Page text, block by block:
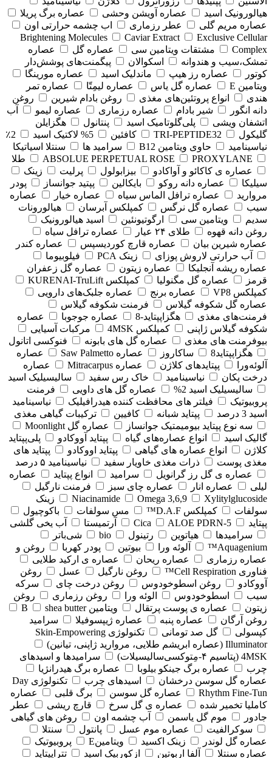
هیالورونیک اسید
عصاره آویشن وحشی
عصاره برگ پریلا
عصاره مریم گلی
عطر رزماری
اب چشمه حرارتی اون
Brightening Molecules
Caviar Extract
Exclusive Cellular
Complex
مشتقات ویتامین سی عصاره گل
عصاره
تمشک،سیب و هندوانه
اسکوالان
پیگمنت‌های پوشش‌دار
کوتور
عصاره رز هیپ ماندلیک اسید
عصاره مورینگا
ویتامین E
عصاره گل یاس عصاره لیمِتّا
عصاره تمر
هندی
انواع پروتئین‌های مغذی روغن بادام شیرین
روغن
دانه انگور
شیر بادام عصاره رزماری عصاره لیمو
آب
اتشفان ویشی
پلی‌گلوتامیک اسید پنتانول
هگزایلن
گلیکول
TRI-PEPTIDE32 کافئین 5% لاکتیک اسید
2٪
نیاسینامید
حاوی ویتامین B12 سرامید ها
سنتلا اسیاتیکا
ABSOLUE PERPETUAL ROSE
PROXYLANE
طلا
عصاره ی کاکائو و آواکادو
بیزابولول پرلیت
زینک
سیلیکا
عصاره دانه روکو بایکالین پپتید جوانساز
پودر
مروارید
عصاره ترافل الماس سیاه عصاره خیار
عصاره
سیب
عصاره گل نرگس کمپلکس آبرسان
هیالورونات
سدیم
ویتامین سی ارگوتیونئین
اسید هیالورونیک
روغن دانه قهوه
طلای ۲۴ عیار
عصاره ترافل سیاه
عصاره شیرین بیان
عصاره قارچ کوردیسپس
عصاره کندر
آب حرارتی لاروش پوزای
زینک PCA
فیلوبیوما
عصاره ریشه آنجلیکا
عصاره زیتون
عصاره گل زعفران
قرمز
عصاره گل مگنولیا
کمپلکس KURENAI-TruLift
کمپلکس VP8
عصاره برنج
عصاره جلبک‌های دارویی
عصاره گل شکوفه گیلاس
فرمنت شکوفه گیلاس
فرمنت‌های مغذی
هگزاپپتاید-8 عصاره جوجوبا
عصاره
شکوفه گیلاس ژاپنی
کمپلکس 4MSK
مرکبات آسیایی
بیوفرمنت های مغذی
عصاره گل های بابونه
فنوکسی اتانول
هگزاپپتاید8
ساکاروز عصاره Saw Palmetto
عصاره
آلوئه‌ورا
پپتایدهای کلاژن عصاره Mitracarpus
عصاره
درخت پکان
نیاسینامید خاک رس سفید
سالیسیلیک اسید
سالیسیلیک اسید 2%
عصاره گل های داویی
فرمنت
پروبیوتیک
فیلتر های محافظت کننده هیدرافیلیک
نیاسینامید
اسید 3 درصد
پپتاید شبانه کافیین
ترکیبات گیاهی مغذی
سه نوع پپتاید بیومیمتیک جوانساز
عصاره گل Moonlight
گالیک اسید
انواع عصاره‌های گیاه پپتاید آووکادو
پلی‌پپتاید
کلاژن
انواع عصاره های گیاهی پپتاید اووکادو
پپتاید های
مغذی پوست
ذرات مغذی خاویار سفید
نیاسینامید ۵ درصد
عصاره ی گل رز گرانویل
سرامید انواع پپتاید
عصاره
لیلی
عصاره انار عصاره چای سبز
فرمنت نارگیل
Niacinamide
Omega 3,6,9 Xylitylglucoside
زینک
سولفات
کمپلکس D.A.F™ مس سولفات
باکوچیول
پپتاید
5-Cica
ALOE PDRN آرتمیستا
آب یخی گلشی
سرامیدها
هیاتوین رتینول bio
شی‌باتر
Aquagenium™
آلوئه ورا بیوتین پودر کهربا
روغن و
عصاره رزماری
عصاره ریحان
عصاره ی ارکید طلایی
فناوری Cell Respiration™
روغن نارگیل عسل
روغن
آووکادو
روغن اسطوخودوس روغن درخت چای
سرکه
سیب
اسطوخودوس الوئه ورا روغن رزماری
روغن
زیتون
عصاره ی پوست پرتقال ویتامین Bshea butter
روغن آرگان
عصاره پنبه عصاره ژیپسوفیلا
سرامید
کپسولی
گل صد تومانی
تکنولوژی Skin-Empowering
Illuminator (عصاره ابریشم طلایی، مروارید ژاپنی، تیانین)
4MSK (پتاسیم ۴‑مِتوکسی‌سالیسیلات)
سرامیدها و اسیدهای
چرب
عصاره برگ جینکو بیلوبا
عصاره برگ هیدرانژیا
عصاره گل سوسن درخشان
اسیدهای چرب
تکنولوژی Day
Rhythm Fine‑Tun
عصاره گل سوسن برگ قلبی
عصاره
کاملیا تخمیر شده
عصاره ی گل سرخ قارچ ریشی
عطر
جادور
موم گل یاسمن آب چشمه اون
روغن های گیاهی
سوکرالفیت
عصاره موم عسل پانتول
سنتلا
عصاره گل لوندر
زینک اکسید ویتامینE
پروبیوتیک
عصاره سنتلا
آلفا اربوتین ازکوربیک اسید تتراپپتاید